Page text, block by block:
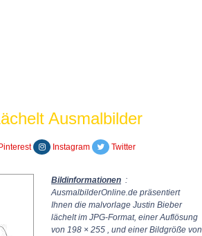
Ausmalbilder
Pinterest Instagram Twitter
Bildinformationen :
AusmalbilderOnline.de präsentiert
Ihnen die malvorlage Justin Bieber
lächelt im JPG-Format, einer Auflösung
von 198 × 255 , und einer Bildgröße von